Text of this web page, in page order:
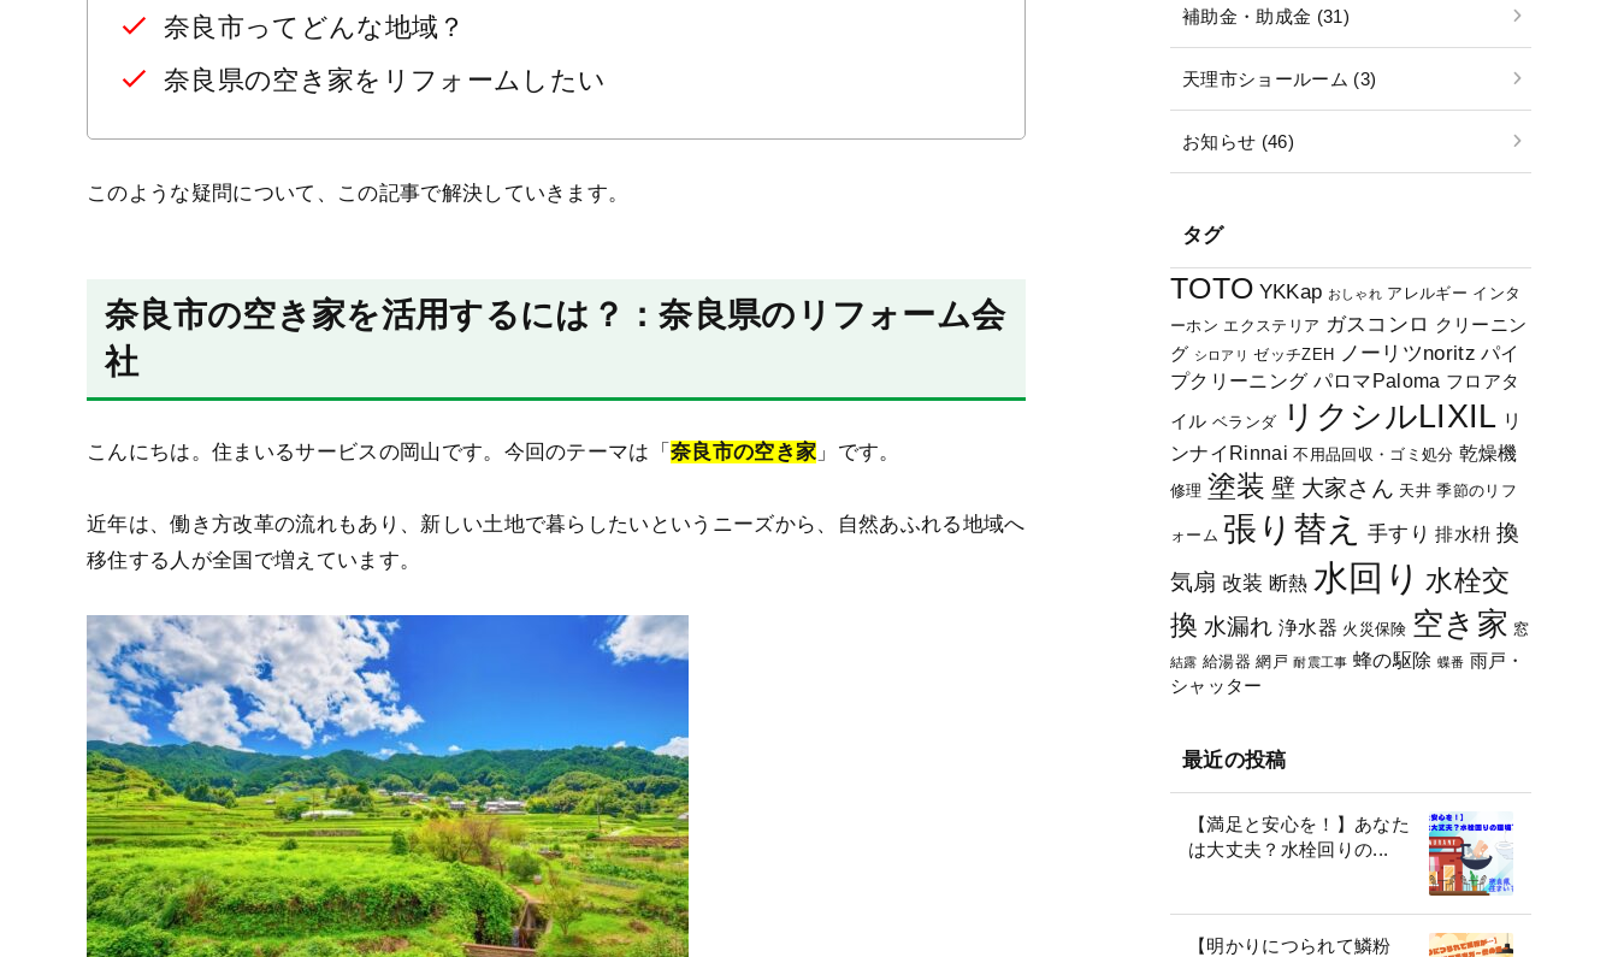
奈良市ってどんな地域？
奈良県の空き家をリフォームしたい
このような疑問について、この記事で解決していきます。
奈良市の空き家を活用するには？：奈良県のリフォーム会
社
こんにちは。住まいるサービスの岡山です。今回のテーマは「奈良市の空き家 」です。
近年は、働き方改革の流れもあり、新しい土地で暮らしたいというニーズから、自然あふれる地域へ
移住する人が全国で増えています。
補助金・助成金 (31)
天理市ショールーム (3)
お知らせ (46)
タグ
TOTO YKKap おしゃれ アレルギー インタ
ーホン エクステリア ガスコンロ
クリーニン
グ シロアリ ゼッチZEH ノーリツnoritz パイ
プクリーニング パロマPaloma フロアタ
イル ベランダ リクシルLIXIL リ
ンナイRinnai 不用品回収・ゴミ処分 乾燥機
修理 塗装 壁 大家さん 天井 季節のリフ
ォーム 張り替え 手すり 排水枡 換
気扇 改装 断熱 水回り 水栓交
換 水漏れ 浄水器 火災保険 空き家 窓
結露 給湯器 網戸 耐震工事 蜂の駆除 蝶番 雨戸・
シャッター
最近の投稿
【満足と安心を！】あなた
は大丈夫？水栓回りの...
【明かりにつられて鱗粉